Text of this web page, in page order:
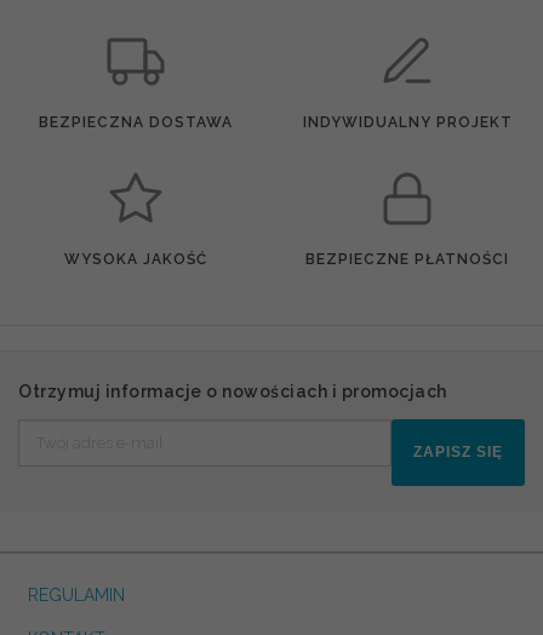
BEZPIECZNA DOSTAWA INDYWIDUALNY PROJEKT
WYSOKA JAKOŚĆ BEZPIECZNE PŁATNOŚCI
Otrzymuj informacje o nowościach i promocjach
ZAPISZ SIĘ
REGULAMIN